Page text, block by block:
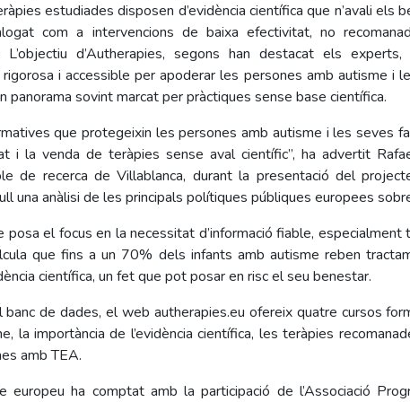
estudiades disposen d’evidència científica que n’avali els
com a intervencions de baixa efectivitat, no
L’objectiu d’Autherapies, segons han destacat els experts,
rigorosa i accessible per apoderar les persones amb autisme i
panorama sovint marcat per pràctiques sense base científica.
que protegeixin les persones amb autisme i les seves
i la venda de teràpies sense aval científic”, ha advertit
de recerca de Villablanca, durant la presentació del
una anàlisi de les principals polítiques públiques europees
posa el focus en la necessitat d’informació fiable, especialment
que fins a un 70% dels infants amb autisme reben
científica, un fet que pot posar en risc el seu benestar.
de dades, el web autherapies.eu ofereix quatre cursos
la importància de l’evidència científica, les teràpies
amb TEA.
europeu ha comptat amb la participació de l’Associació